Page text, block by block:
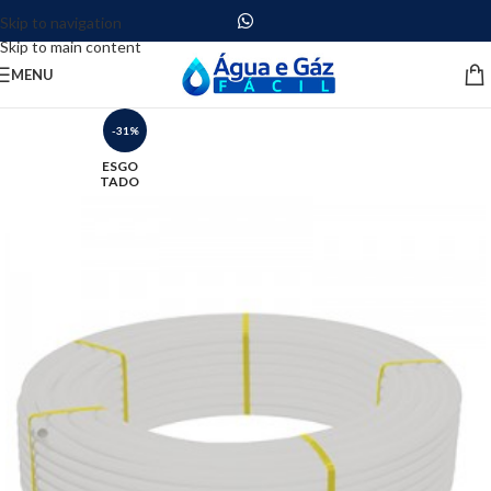
Skip to navigation
Skip to main content
MENU
-31%
ESGO
TADO